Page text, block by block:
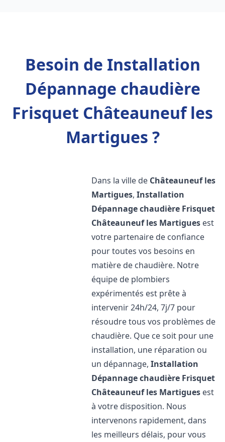
Besoin de Installation
Dépannage chaudière
Frisquet Châteauneuf les
Martigues ?
Dans la ville de Châteauneuf les
Martigues,Installation
Dépannage chaudière Frisquet
Châteauneuf les Martigues est
votre partenaire de confiance
pour toutes vos besoins en
matière de chaudière. Notre
équipe de plombiers
expérimentés est prête à
intervenir 24h/24, 7j/7 pour
résoudre tous vos problèmes de
chaudière. Que ce soit pour une
installation, une réparation ou
un dépannage,Installation
Dépannage chaudière Frisquet
Châteauneuf les Martigues est
à votre disposition. Nous
intervenons rapidement, dans
les meilleurs délais, pour vous